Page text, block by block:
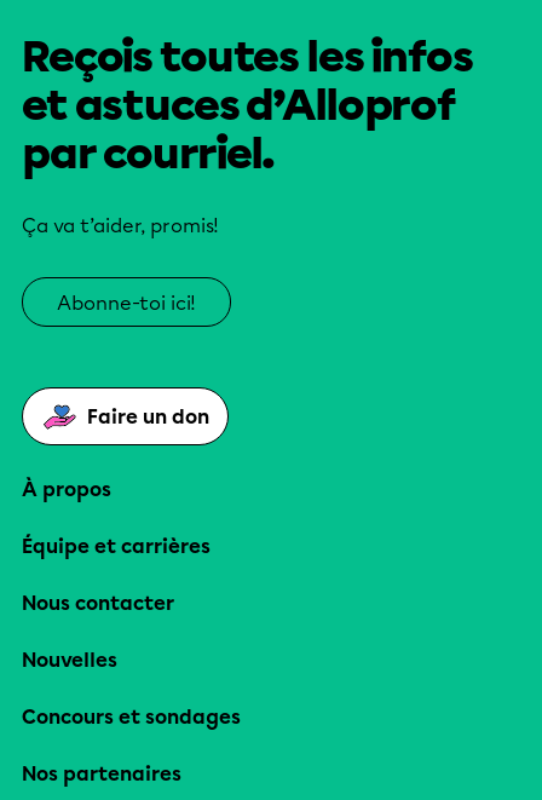
Reçois toutes les infos
et astuces d’Alloprof
par courriel.
Ça va t’aider, promis!
Abonne-toi ici!
Faire un don
À propos
Équipe et carrières
Nous contacter
Nouvelles
Concours et sondages
Nos partenaires